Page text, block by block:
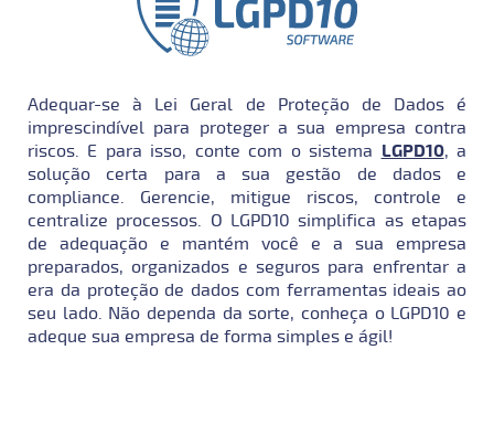
Adequar-se à Lei Geral de Proteção de Dados é
imprescindível para proteger a sua empresa contra
riscos. E para isso, conte com o sistema LGPD10, a
solução certa para a sua gestão de dados e
compliance. Gerencie, mitigue riscos, controle e
centralize processos. O LGPD10 simplifica as etapas
de adequação e mantém você e a sua empresa
preparados, organizados e seguros para enfrentar a
era da proteção de dados com ferramentas ideais ao
seu lado. Não dependa da sorte, conheça o LGPD10 e
adeque sua empresa de forma simples e ágil!